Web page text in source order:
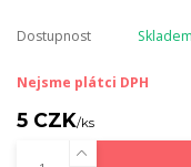
Dostupnost Skladem
Nejsme plátci DPH
5 CZK/ks